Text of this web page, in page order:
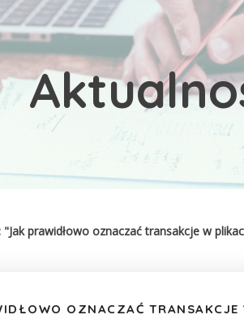
prawidłowo oznaczać transakcje w
OZNACZAĆ